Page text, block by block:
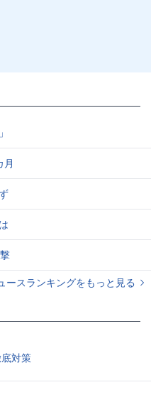
ースランキングをもっと見る
対策